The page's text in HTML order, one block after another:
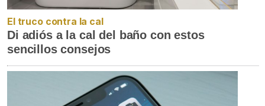
El truco contra la cal
Di adiós a la cal del baño con estos
sencillos consejos